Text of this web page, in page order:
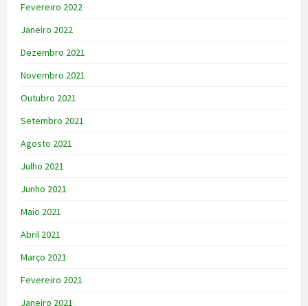
Fevereiro 2022
Janeiro 2022
Dezembro 2021
Novembro 2021
Outubro 2021
Setembro 2021
Agosto 2021
Julho 2021
Junho 2021
Maio 2021
Abril 2021
Março 2021
Fevereiro 2021
Janeiro 2021